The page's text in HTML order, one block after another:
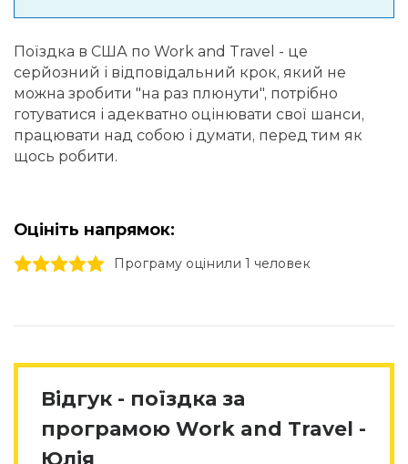
Поїздка в США по Work and Travel - це
серйозний і відповідальний крок, який не
можна зробити "на раз плюнути", потрібно
готуватися і адекватно оцінювати свої шанси,
працювати над собою і думати, перед тим як
щось робити.
Оцініть напрямок:
5 stars
4 stars
3 stars
2 stars
1 stars Програму оцінили 1 человек
Відгук - поїздка за
програмою Work and Travel -
Юлія